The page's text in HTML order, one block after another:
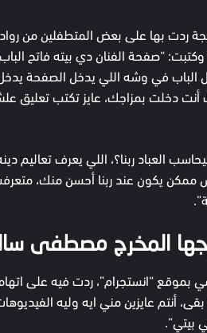
ردت بها على بعض المتطفلين من
“صفحة الفنان دي بيته فاتح
في وشه اللي يدخل الصفحة
بمزاجك، عايز تكتب تعليق
العباد ربنا؟، اللي يعرف تعاليم
يكون عند ربنا أحسن منك،
المخرج مصطفى
“انستجرام”، ردت فيه على
أنتم عايزين مني ايه وليه
بيتي”.